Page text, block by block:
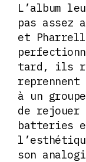
L’album
pas assez
et
tard, ils
reprennent
à un
de
batteries
son